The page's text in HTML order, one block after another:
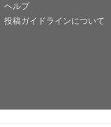
ヘルプ
投稿ガイドラインについて